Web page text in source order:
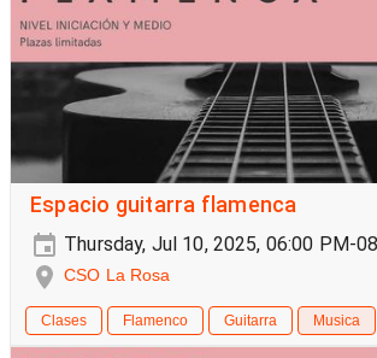
Espacio guitarra flamenca
Thursday, Jul 10, 2025, 06:00 PM-
CSO La Rosa
Clases Flamenco Guitarra Musica